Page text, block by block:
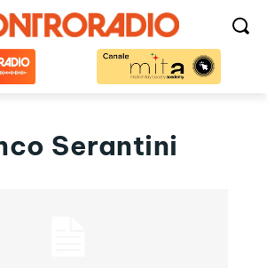
Serantini